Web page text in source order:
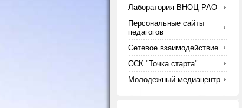
Лаборатория ВНОЦ РАО
Персональные сайты
педагогов
Сетевое взаимодействие
ССК "Точка старта"
Молодежный медиацентр